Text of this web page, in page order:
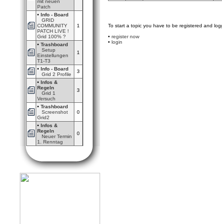
mit neuen
Patch
• Info - Board
GRID
COMMUNITY
PATCH LIVE !
Grid 100% ?
1
• Trashboard
Setup
Einstellungen
T1-T3
1
• Info - Board
Grid 2 Profile
3
• Infos &
Regeln
Grid 1
Versuch
3
• Trashboard
Screenshot
Grid2
0
• Infos &
Regeln
Neuer Termin
1. Renntag
0
To start a topic you have to be registered and
• register now
• login